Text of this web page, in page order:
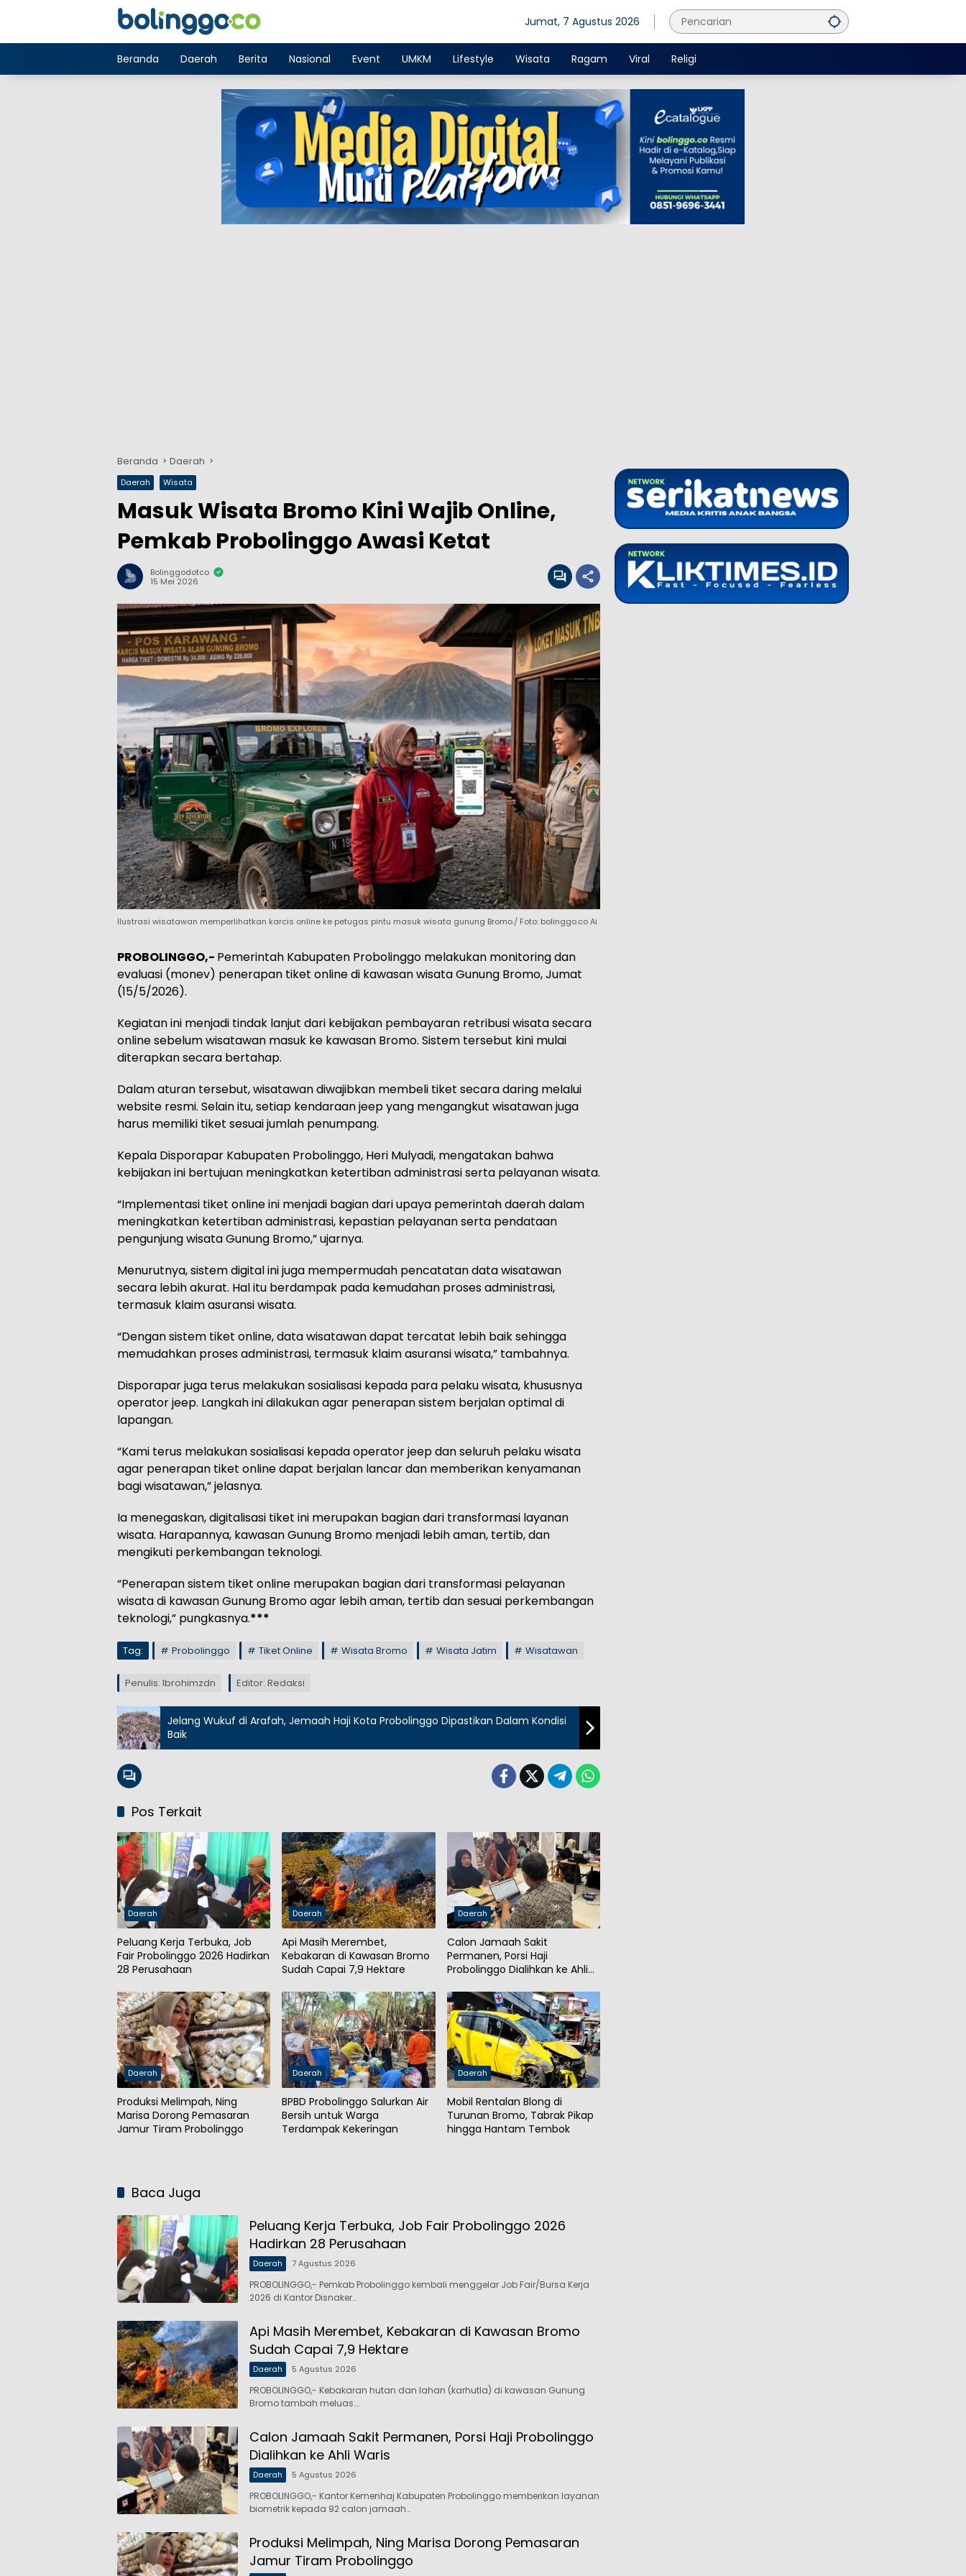
Jumat, 7 Agustus 2026
Beranda Daerah Berita Nasional Event UMKM Lifestyle Wisata Ragam Viral Religi
Beranda Daerah
Daerah Wisata
Masuk Wisata Bromo Kini Wajib Online,
Pemkab Probolinggo Awasi Ketat
Bolinggodotco
15 Mei 2026
Ilustrasi wisatawan memperlihatkan karcis online ke petugas pintu masuk wisata gunung Bromo./ Foto: bolinggo.co Ai
PROBOLINGGO,- Pemerintah Kabupaten Probolinggo melakukan monitoring dan
evaluasi (monev) penerapan tiket online di kawasan wisata Gunung Bromo, Jumat
(15/5/2026).
Kegiatan ini menjadi tindak lanjut dari kebijakan pembayaran retribusi wisata secara
online sebelum wisatawan masuk ke kawasan Bromo. Sistem tersebut kini mulai
diterapkan secara bertahap.
Dalam aturan tersebut, wisatawan diwajibkan membeli tiket secara daring melalui
website resmi. Selain itu, setiap kendaraan jeep yang mengangkut wisatawan juga
harus memiliki tiket sesuai jumlah penumpang.
Kepala Disporapar Kabupaten Probolinggo, Heri Mulyadi, mengatakan bahwa
kebijakan ini bertujuan meningkatkan ketertiban administrasi serta pelayanan wisata.
“Implementasi tiket online ini menjadi bagian dari upaya pemerintah daerah dalam
meningkatkan ketertiban administrasi, kepastian pelayanan serta pendataan
pengunjung wisata Gunung Bromo,” ujarnya.
Menurutnya, sistem digital ini juga mempermudah pencatatan data wisatawan
secara lebih akurat. Hal itu berdampak pada kemudahan proses administrasi,
termasuk klaim asuransi wisata.
“Dengan sistem tiket online, data wisatawan dapat tercatat lebih baik sehingga
memudahkan proses administrasi, termasuk klaim asuransi wisata,” tambahnya.
Disporapar juga terus melakukan sosialisasi kepada para pelaku wisata, khususnya
operator jeep. Langkah ini dilakukan agar penerapan sistem berjalan optimal di
lapangan.
“Kami terus melakukan sosialisasi kepada operator jeep dan seluruh pelaku wisata
agar penerapan tiket online dapat berjalan lancar dan memberikan kenyamanan
bagi wisatawan,” jelasnya.
Ia menegaskan, digitalisasi tiket ini merupakan bagian dari transformasi layanan
wisata. Harapannya, kawasan Gunung Bromo menjadi lebih aman, tertib, dan
mengikuti perkembangan teknologi.
“Penerapan sistem tiket online merupakan bagian dari transformasi pelayanan
wisata di kawasan Gunung Bromo agar lebih aman, tertib dan sesuai perkembangan
teknologi,” pungkasnya.***
Tag: Probolinggo Tiket Online Wisata Bromo Wisata Jatim Wisatawan
Penulis: Ibrohimzdn Editor: Redaksi
Jelang Wukuf di Arafah, Jemaah Haji Kota Probolinggo Dipastikan Dalam Kondisi
Baik
Pos Terkait
Daerah
Peluang Kerja Terbuka, Job
Fair Probolinggo 2026 Hadirkan
28 Perusahaan
Daerah
Api Masih Merembet,
Kebakaran di Kawasan Bromo
Sudah Capai 7,9 Hektare
Daerah
Calon Jamaah Sakit
Permanen, Porsi Haji
Probolinggo Dialihkan ke Ahli
Daerah
Produksi Melimpah, Ning
Marisa Dorong Pemasaran
Jamur Tiram Probolinggo
Daerah
BPBD Probolinggo Salurkan Air
Bersih untuk Warga
Terdampak Kekeringan
Daerah
Mobil Rentalan Blong di
Turunan Bromo, Tabrak Pikap
hingga Hantam Tembok
Baca Juga
Peluang Kerja Terbuka, Job Fair Probolinggo 2026
Hadirkan 28 Perusahaan
Daerah 7 Agustus 2026
PROBOLINGGO,- Pemkab Probolinggo kembali menggelar Job Fair/Bursa Kerja
2026 di Kantor Disnaker…
Api Masih Merembet, Kebakaran di Kawasan Bromo
Sudah Capai 7,9 Hektare
Daerah 5 Agustus 2026
PROBOLINGGO,- Kebakaran hutan dan lahan (karhutla) di kawasan Gunung
Bromo tambah meluas….
Calon Jamaah Sakit Permanen, Porsi Haji Probolinggo
Dialihkan ke Ahli Waris
Daerah 5 Agustus 2026
PROBOLINGGO,- Kantor Kemenhaj Kabupaten Probolinggo memberikan layanan
biometrik kepada 92 calon jamaah…
Produksi Melimpah, Ning Marisa Dorong Pemasaran
Jamur Tiram Probolinggo